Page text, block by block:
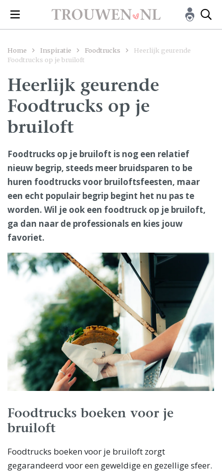
Home Inspiratie Foodtrucks
Heerlijk geurende
Foodtrucks op je bruiloft
Heerlijk geurende
Foodtrucks op je
bruiloft
Foodtrucks op je bruiloft is nog een relatief
nieuw begrip, steeds meer bruidsparen to be
huren foodtrucks voor bruiloftsfeesten, maar
een echt populair begrip begint het nu pas te
worden. Wil je ook een foodtruck op je bruiloft,
ga dan naar de professionals en kies jouw
favoriet.
Foodtrucks boeken voor je
bruiloft
Foodtrucks boeken voor je bruiloft zorgt
gegarandeerd voor een geweldige en gezellige sfeer.